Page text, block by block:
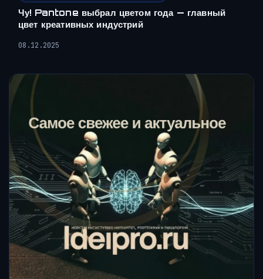
Чу! Pantone выбрал цветом года — главный
цвет креативных индустрий
08.12.2025